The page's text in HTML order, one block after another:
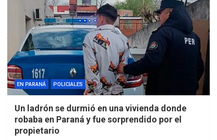
EN PARANÁ POLICIALES
Un ladrón se durmió en una vivienda donde
robaba en Paraná y fue sorprendido por el
propietario